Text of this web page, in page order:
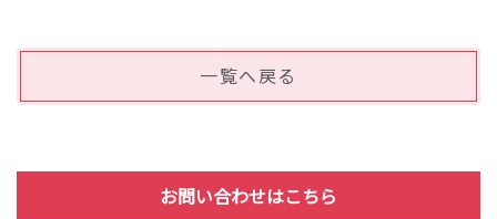
一覧へ戻る
お問い合わせはこちら